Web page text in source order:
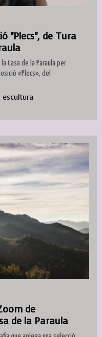
"Plecs", de Tura
Casa de la Paraula per
«Plecs», del
escultura
de
de la Paraula